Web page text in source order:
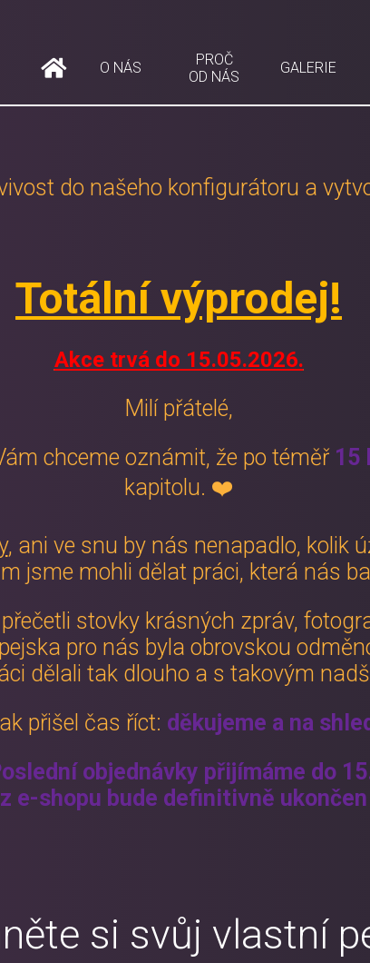
O NÁS
PROČ
OD NÁS
GALERIE
do našeho konfigurátoru a
Totální výprodej!
Akce trvá do 15.05.2026.
Milí přátelé,
chceme oznámit, že po téměř 15
kapitolu. ❤️
, ani ve snu by nás nenapadlo, kolik
jsme mohli dělat práci, která nás
stovky krásných zpráv,
pro nás byla obrovskou
dělali tak dlouho a s takovým
přišel čas říct: děkujeme a na
objednávky přijímáme do
e-shopu bude definitivně ukončen
si svůj vlastní